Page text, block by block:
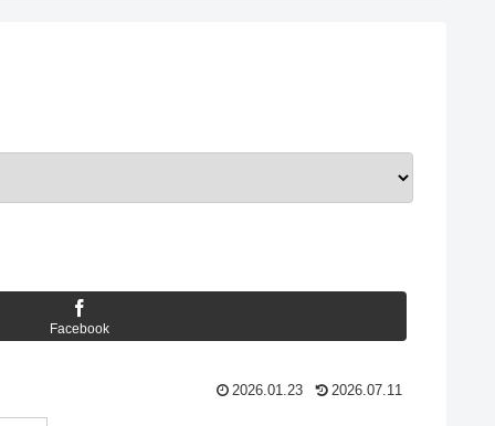
Facebook
2026.01.23 2026.07.11